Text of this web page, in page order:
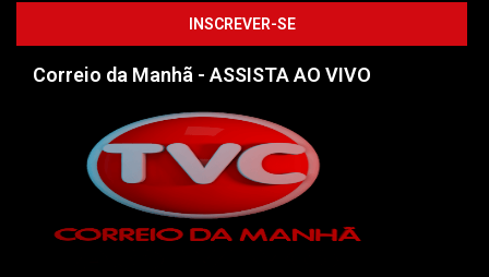
Correio da Manhã - ASSISTA AO VIVO